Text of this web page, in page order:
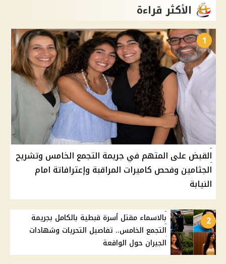
الأكثر قراءة
1
القبض على المتهم في جريمة التجمع الخامس وتشريح
الجثامين وفحص كاميرات المراقبة وإعترافاتة امام
النيابة
2
بالاسماء مقتل أسرة قبطية بالكامل بجريمة
التجمع الخامس.. تفاصيل التحريات وشهادات
الجيران حول الواقعة